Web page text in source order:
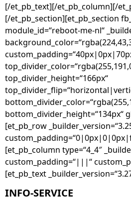
[/et_pb_text][/et_pb_column][/
[/et_pb_section][et_pb_section
module_id=“reboot-me-nl“
top_divider_height=“166px“
bottom_divider_height=“134px“
[et_pb_row
[et_pb_column type=“4_4″
custom_padding=“|||“
[et_pb_text
INFO-SERVICE